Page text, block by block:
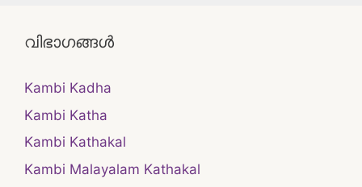
വിഭാഗങ്ങൾ
Kambi Kadha
Kambi Katha
Kambi Kathakal
Kambi Malayalam Kathakal